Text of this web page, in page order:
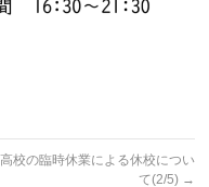
校の臨時休業による休校につい
て(2/5) →